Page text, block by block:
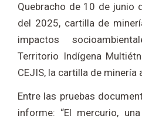
Quebracho de 10 de junio
del 2025, cartilla de
impactos
Territorio Indígena
CEJIS, la cartilla de minería
Entre las pruebas
informe: “El mercurio,